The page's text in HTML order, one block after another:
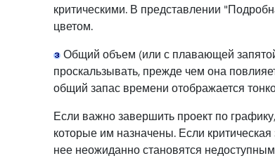
критическими. В представлении
цветом.
Общий объем (или с плавающей
проскальзывать, прежде чем она
общий запас времени отображается
Если важно завершить проект по
которые им назначены. Если
нее неожиданно становятся